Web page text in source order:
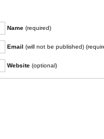
Name (required)
Email (will not be published)
Website (optional)